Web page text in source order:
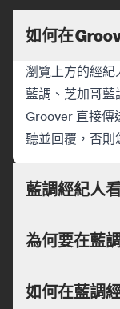
如何在
瀏覽上方的經紀
藍調、芝加哥藍
Groover 直接傳
聽並回覆，否則
藍調經紀人
為何要在藍
如何在藍調